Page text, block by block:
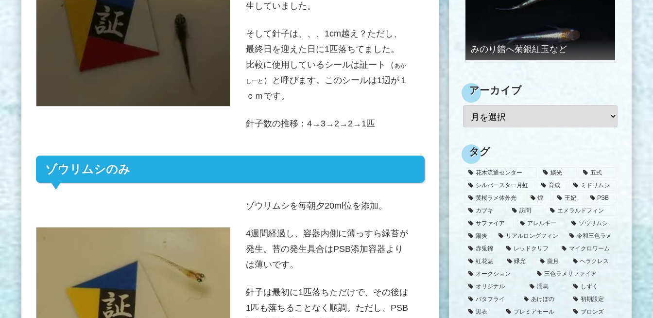
生していました。
そして針子は、、、1cm越え？ただし、
最終日を迎えた日に1匹落ちてました。
比較に使用しているシールは証ート（ あか
しーと ）と呼びます。このシールは1辺が１
ｃｍです。
針子数の推移：4→3→2→2→1匹
ゾウリムシのみ
ゾウリムシを毎朝夕20ml位を添加。
4週間経過し、容器内側に薄っすら緑苔が
発生。苔の発生具合はPSB添加容器より
は薄いです。
針子は最初に1匹落ちただけで、その後は
1匹も落ちることなく順調。ただし、PSB
みのり館へ菊銀紅玉など
アーカイブ
タグ
花木流通センター 鱗光
五式
シルバースター月虹
育成
ミドリムシ
黄桜ラメ体外光
煌 王妃
PSB
カブキ
訪問
エメラルドフィン
サファイア
アレルギー
ゾウリムシ
陽炎
リアルロングフィン
令和三色ラメ
赤兎錦
レッドクリフ
マイクロワーム
紅花魁
緑光 朧月
ヘラクレス
オークション
三色ラメサファイア
オリジナル
濡烏
しずく
バタフライ
あけぼの
初期設定
黒衣
プレミアモール
ブロンズ